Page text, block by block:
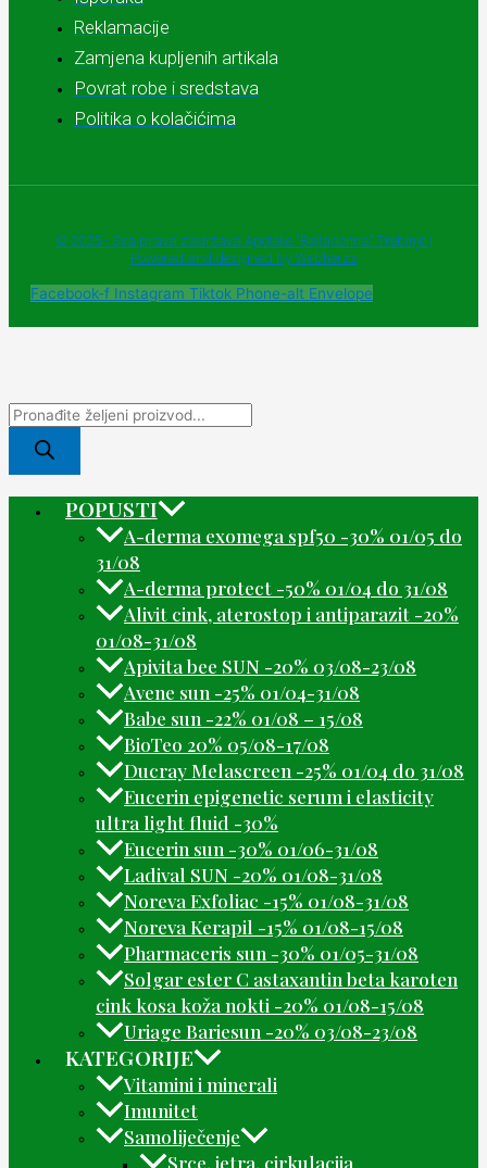
Reklamacije
Zamjena kupljenih artikala
Povrat robe i sredstava
Politika o kolačićima
© 2025 - Sva prava zadržava Apoteke "Belladonna" Trebinje |
Powered and designed by Webherzz
Facebook-f Instagram Tiktok Phone-alt Envelope
POPUSTI
A-derma exomega spf50 -30% 01/05 do
31/08
A-derma protect -50% 01/04 do 31/08
Alivit cink, aterostop i antiparazit -20%
01/08-31/08
Apivita bee SUN -20% 03/08-23/08
Avene sun -25% 01/04-31/08
Babe sun -22% 01/08 – 15/08
BioTeo 20% 05/08-17/08
Ducray Melascreen -25% 01/04 do 31/08
Eucerin epigenetic serum i elasticity
ultra light fluid -30%
Eucerin sun -30% 01/06-31/08
Ladival SUN -20% 01/08-31/08
Noreva Exfoliac -15% 01/08-31/08
Noreva Kerapil -15% 01/08-15/08
Pharmaceris sun -30% 01/05-31/08
Solgar ester C astaxantin beta karoten
cink kosa koža nokti -20% 01/08-15/08
Uriage Bariesun -20% 03/08-23/08
KATEGORIJE
Vitamini i minerali
Imunitet
Samoliječenje
Srce, jetra, cirkulacija